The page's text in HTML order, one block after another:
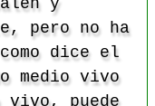
y
pero no ha
dice el
medio vivo
vivo, puede